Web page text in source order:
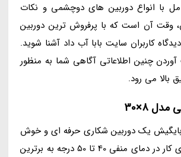
با انواع دوربین های دوچشمی و نکات
وقت آن است که با پرفروش ترین دوربین
کاربران سایت بابا آب داد آشنا شوید.
چنین اطلاعاتی آگاهی شما به منظور
بالا می رود.
8×30
یک دوربین شکاری حرفه ای و خوش
دست است که برای کار در دمای منفی 40 تا 50 درجه به برترین